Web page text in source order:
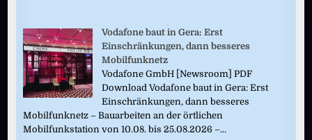
Vodafone baut in Gera: Erst
Einschränkungen, dann besseres
Mobilfunknetz
Vodafone GmbH [Newsroom] PDF
Download Vodafone baut in Gera: Erst
Einschränkungen, dann besseres
Mobilfunknetz – Bauarbeiten an der örtlichen
Mobilfunkstation von 10.08. bis 25.08.2026 –...